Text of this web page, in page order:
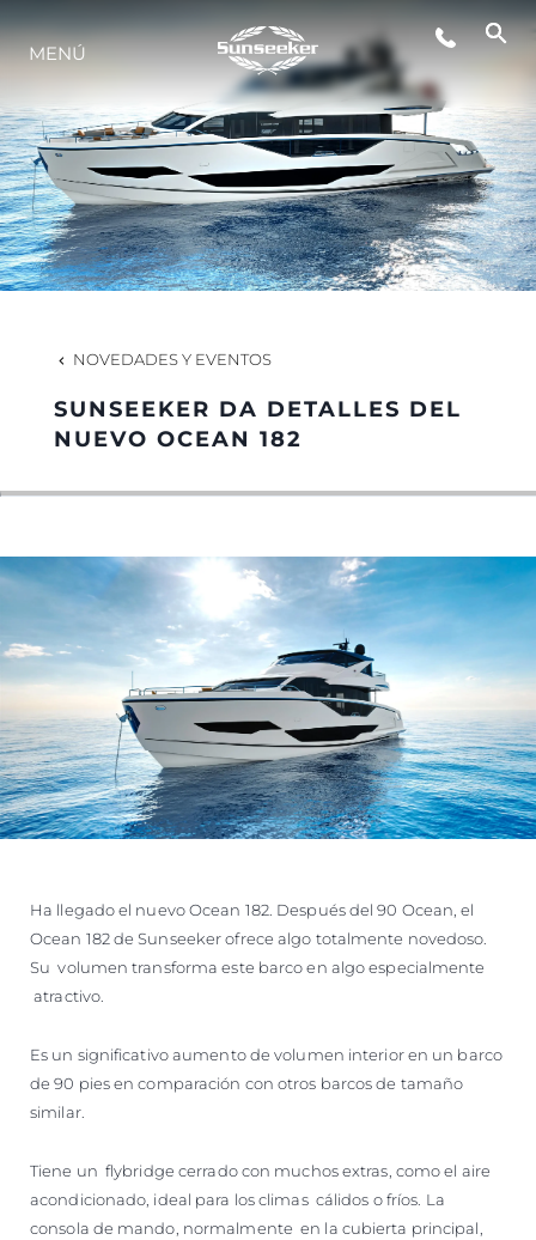
ESTILO DE VIDA
INNOVACIÓN
¿QUIÉNES SOMOS?
EL EQUIPO
HISTORIA
MENÚ
NOVEDADES Y EVENTOS
SUNSEEKER DA DETALLES DEL
NUEVO OCEAN 182
Ha llegado el nuevo Ocean 182. Después del 90 Ocean, el
Ocean 182 de Sunseeker ofrece algo totalmente novedoso.
Su volumen transforma este barco en algo especialmente
atractivo.
Es un significativo aumento de volumen interior en un barco
de 90 pies en comparación con otros barcos de tamaño
similar.
Tiene un flybridge cerrado con muchos extras, como el aire
acondicionado, ideal para los climas cálidos o fríos. La
consola de mando, normalmente en la cubierta principal,